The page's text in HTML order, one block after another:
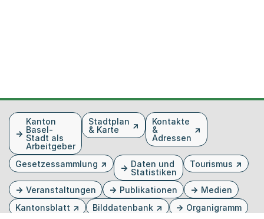
FusszeileKanton
Basel-
Stadt als
Arbeitgeber
Stadtplan
& Karte
Kontakte
&
Adressen
Gesetzessammlung
Daten und
Statistiken
Tourismus
Veranstaltungen Publikationen
Medien
Kantonsblatt
Bilddatenbank Organigramm